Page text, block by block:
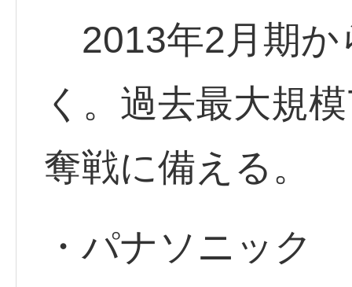
2013年2月期か
く。過去最大規
奪戦に備える。
・パナソニック